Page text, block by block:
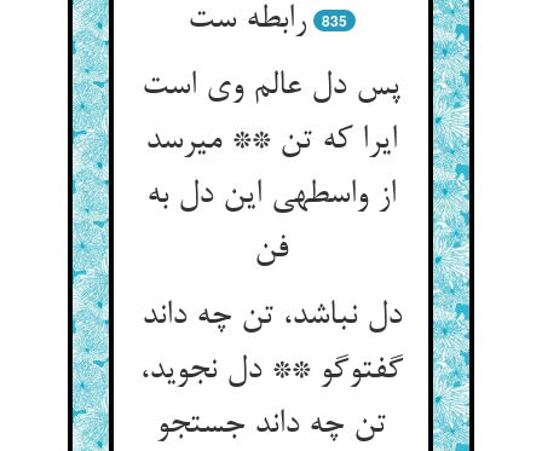
رابطه ست‏
835
پس دل عالم وی است
ایرا که تن ** می‏رسد
از واسطه‏ی این دل به
فن‏
دل نباشد، تن چه داند
گفت‏وگو ** دل نجوید،
تن چه داند جستجو